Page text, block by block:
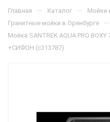
Главная — Каталог — Мойки
Гранитные мойки в Оренбурге —
Мойка SANTREK AQUA PRO
+СИФОН (с313787)